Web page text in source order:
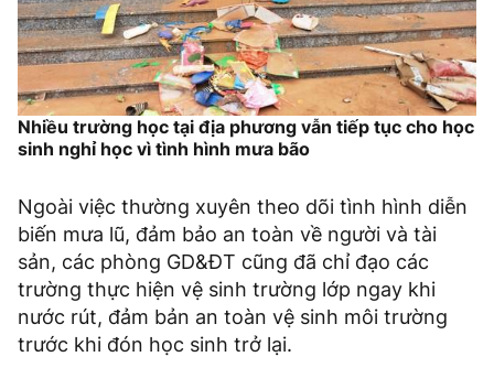
Nhiều trường học tại địa phương vẫn tiếp tục cho học
sinh nghỉ học vì tình hình mưa bão
Ngoài việc thường xuyên theo dõi tình hình diễn
biến mưa lũ, đảm bảo an toàn về người và tài
sản, các phòng GD&ĐT cũng đã chỉ đạo các
trường thực hiện vệ sinh trường lớp ngay khi
nước rút, đảm bản an toàn vệ sinh môi trường
trước khi đón học sinh trở lại.